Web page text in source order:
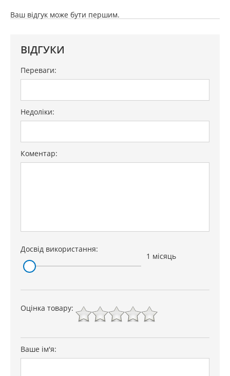
Ваш відгук може бути першим.
ВІДГУКИ
Переваги:
Недоліки:
Коментар:
Досвід використання:
1 місяць
Оцінка товару:
Ваше ім'я: